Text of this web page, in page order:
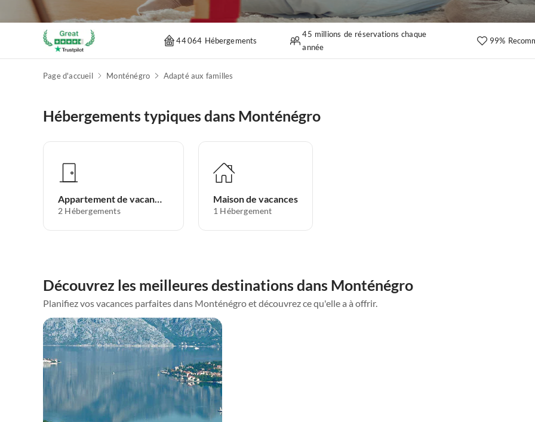
44 064 Hébergements
45 millions de réservations chaque
année
99%
Page d'accueil Monténégro Adapté aux familles
Hébergements typiques dans Monténégro
Appartement de vacances
2 Hébergements
Maison de vacances
1 Hébergement
Découvrez les meilleures destinations dans Monténégro
Planifiez vos vacances parfaites dans Monténégro et découvrez ce qu'elle a à offrir.